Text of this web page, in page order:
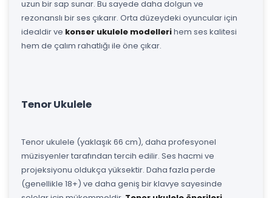
uzun bir sap sunar. Bu sayede daha dolgun ve
rezonanslı bir ses çıkarır. Orta düzeydeki oyuncular için
idealdir ve konser ukulele modellerihem ses kalitesi
hem de çalım rahatlığı ile öne çıkar.
Tenor Ukulele
Tenor ukulele (yaklaşık 66 cm), daha profesyonel
müzisyenler tarafından tercih edilir. Ses hacmi ve
projeksiyonu oldukça yüksektir. Daha fazla perde
(genellikle 18+) ve daha geniş bir klavye sayesinde